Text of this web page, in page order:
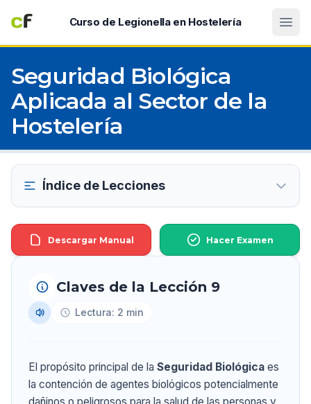
Curso de Legionella en Hostelería
Seguridad Biológica
Aplicada al Sector de la
Hostelería
Índice de Lecciones
Descargar Manual Hacer Examen
Claves de la Lección 9
Lectura: 2 min
El propósito principal de la Seguridad Biológica es
la contención de agentes biológicos potencialmente